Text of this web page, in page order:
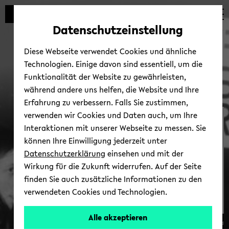
Automatische
vermeiden
zum
wechseln
zum
wechseln
zum
wechseln
Uni­ver­si­täts­ar­chiv
© Uni­ver­si­tät Bie­le­feld
Datenschutzeinstellung
Diese Webseite verwendet Cookies und ähnliche
Technologien. Einige davon sind essentiell, um die
Funktionalität der Website zu gewährleisten,
während andere uns helfen, die Website und Ihre
Erfahrung zu verbessern. Falls Sie zustimmen,
verwenden wir Cookies und Daten auch, um Ihre
Interaktionen mit unserer Webseite zu messen. Sie
können Ihre Einwilligung jederzeit unter
Datenschutzerklärung einsehen und mit der
Wirkung für die Zukunft widerrufen. Auf der Seite
finden Sie auch zusätzliche Informationen zu den
verwendeten Cookies und Technologien.
Alle akzeptieren